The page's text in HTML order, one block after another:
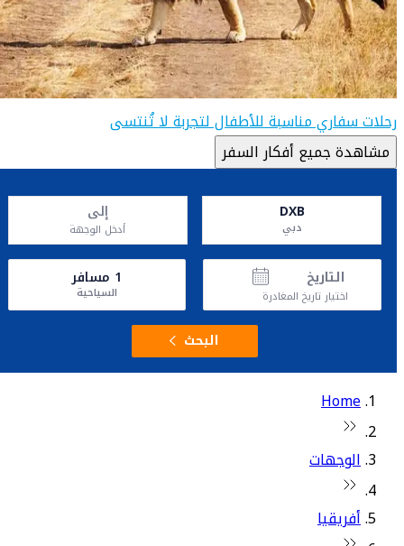
رحلات سفاري مناسبة للأطفال لتجربة لا تُنتسى
مشاهدة جميع أفكار السفر
DXB
دبي
إلى
أدخل الوجهة
التاريخ
اختيار تاريخ المغادرة
1 مسافر
السياحية
البحث
Home
الوجهات
أفريقيا